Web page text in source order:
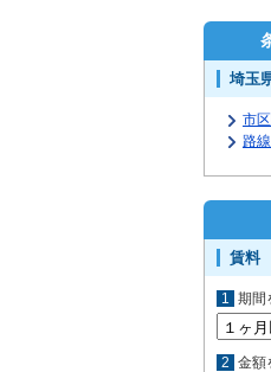
埼玉
市
路
賃料
1 期間
2 金額